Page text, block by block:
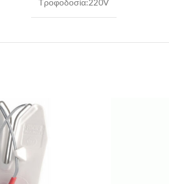
Τροφοδοσία:220V